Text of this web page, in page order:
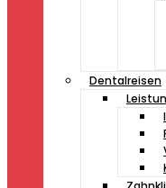
Dentalreisen